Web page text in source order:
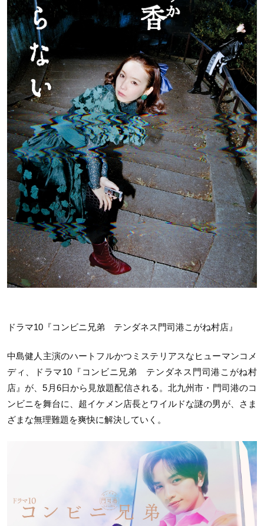
ドラマ10『コンビニ兄弟 テンダネス門司港こがね村店』
中島健人主演のハートフルかつミステリアスなヒューマンコメ
ディ、ドラマ10『コンビニ兄弟 テンダネス門司港こがね村
店』が、5月6日から見放題配信される。北九州市・門司港のコ
ンビニを舞台に、超イケメン店長とワイルドな謎の男が、さま
ざまな無理難題を爽快に解決していく。